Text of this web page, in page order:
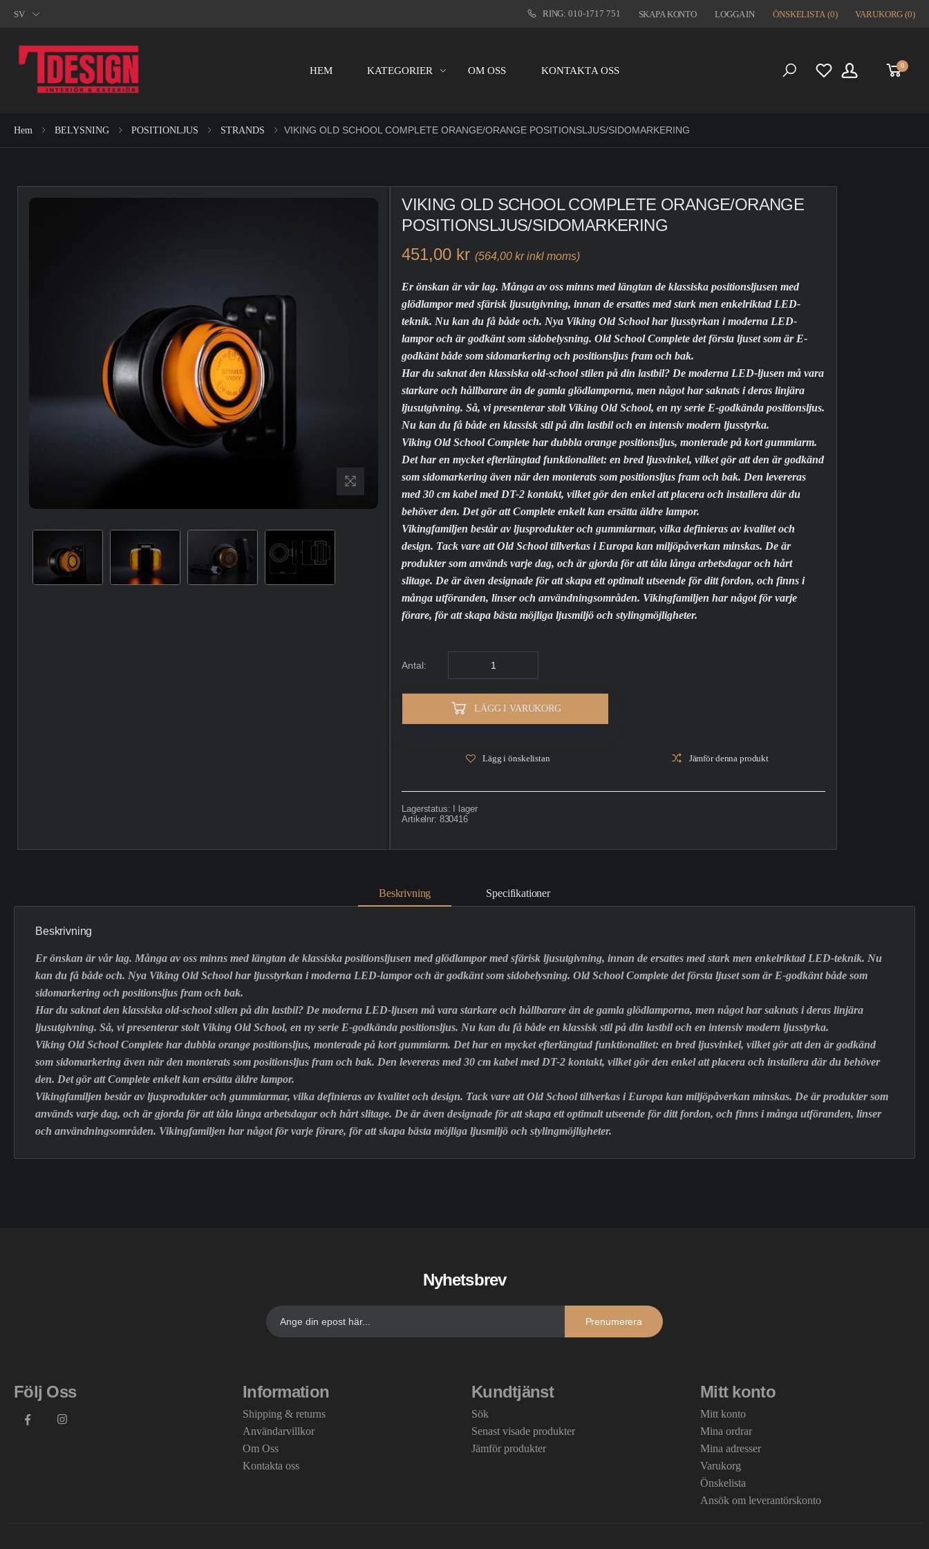
SV RING: 010-1717 751 SKAPA KONTO LOGGA IN ÖNSKELISTA (0) VARUKORG (0)
HEM KATEGORIER OM OSS KONTAKTA OSS 0
Hem BELYSNING POSITIONLJUS STRANDS VIKING OLD SCHOOL COMPLETE ORANGE/ORANGE POSITIONSLJUS/SIDOMARKERING
VIKING OLD SCHOOL COMPLETE ORANGE/ORANGE
POSITIONSLJUS/SIDOMARKERING
451,00 kr (564,00 kr inkl moms)
Er önskan är vår lag. Många av oss minns med längtan de klassiska positionsljusen med
glödlampor med sfärisk ljusutgivning, innan de ersattes med stark men enkelriktad LED-
teknik. Nu kan du få både och. Nya Viking Old School har ljusstyrkan i moderna LED-
lampor och är godkänt som sidobelysning. Old School Complete det första ljuset som är E-
godkänt både som sidomarkering och positionsljus fram och bak.
Har du saknat den klassiska old-school stilen på din lastbil? De moderna LED-ljusen må vara
starkare och hållbarare än de gamla glödlamporna, men något har saknats i deras linjära
ljusutgivning. Så, vi presenterar stolt Viking Old School, en ny serie E-godkända positionsljus.
Nu kan du få både en klassisk stil på din lastbil och en intensiv modern ljusstyrka.
Viking Old School Complete har dubbla orange positionsljus, monterade på kort gummiarm.
Det har en mycket efterlängtad funktionalitet: en bred ljusvinkel, vilket gör att den är godkänd
som sidomarkering även när den monterats som positionsljus fram och bak. Den levereras
med 30 cm kabel med DT-2 kontakt, vilket gör den enkel att placera och installera där du
behöver den. Det gör att Complete enkelt kan ersätta äldre lampor.
Vikingfamiljen består av ljusprodukter och gummiarmar, vilka definieras av kvalitet och
design. Tack vare att Old School tillverkas i Europa kan miljöpåverkan minskas. De är
produkter som används varje dag, och är gjorda för att tåla långa arbetsdagar och hårt
slitage. De är även designade för att skapa ett optimalt utseende för ditt fordon, och finns i
många utföranden, linser och användningsområden. Vikingfamiljen har något för varje
förare, för att skapa bästa möjliga ljusmiljö och stylingmöjligheter.
Antal:
LÄGG I VARUKORG
Lägg i önskelistan Jämför denna produkt
Lagerstatus:
I lager
Artikelnr: 830416
Beskrivning Specifikationer
Beskrivning
Er önskan är vår lag. Många av oss minns med längtan de klassiska positionsljusen med glödlampor med sfärisk ljusutgivning, innan de ersattes med stark men enkelriktad LED-teknik. Nu
kan du få både och. Nya Viking Old School har ljusstyrkan i moderna LED-lampor och är godkänt som sidobelysning. Old School Complete det första ljuset som är E-godkänt både som
sidomarkering och positionsljus fram och bak.
Har du saknat den klassiska old-school stilen på din lastbil? De moderna LED-ljusen må vara starkare och hållbarare än de gamla glödlamporna, men något har saknats i deras linjära
ljusutgivning. Så, vi presenterar stolt Viking Old School, en ny serie E-godkända positionsljus. Nu kan du få både en klassisk stil på din lastbil och en intensiv modern ljusstyrka.
Viking Old School Complete har dubbla orange positionsljus, monterade på kort gummiarm. Det har en mycket efterlängtad funktionalitet: en bred ljusvinkel, vilket gör att den är godkänd
som sidomarkering även när den monterats som positionsljus fram och bak. Den levereras med 30 cm kabel med DT-2 kontakt, vilket gör den enkel att placera och installera där du behöver
den. Det gör att Complete enkelt kan ersätta äldre lampor.
Vikingfamiljen består av ljusprodukter och gummiarmar, vilka definieras av kvalitet och design. Tack vare att Old School tillverkas i Europa kan miljöpåverkan minskas. De är produkter som
används varje dag, och är gjorda för att tåla långa arbetsdagar och hårt slitage. De är även designade för att skapa ett optimalt utseende för ditt fordon, och finns i många utföranden, linser
och användningsområden. Vikingfamiljen har något för varje förare, för att skapa bästa möjliga ljusmiljö och stylingmöjligheter.
Nyhetsbrev
Prenumerera
Följ Oss Information
Shipping & returns
Användarvillkor
Om Oss
Kontakta oss
Kundtjänst
Sök
Senast visade produkter
Jämför produkter
Mitt konto
Mitt konto
Mina ordrar
Mina adresser
Varukorg
Önskelista
Ansök om leverantörskonto